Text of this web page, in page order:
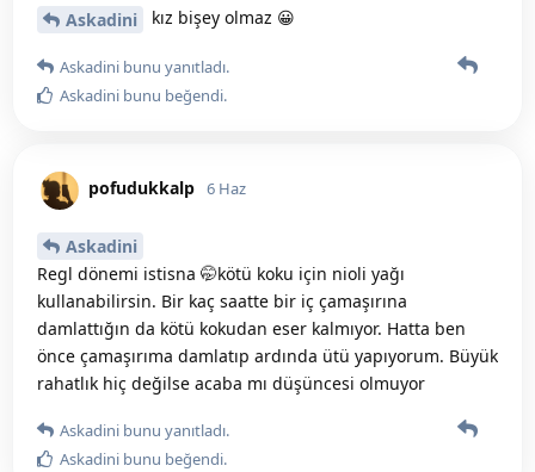
Askadini kız bişey olmaz 😀
Askadini bunu yanıtladı.
Askadini bunu beğendi.
pofudukkalp 6 Haz
Askadini
Regl dönemi istisna 🤭kötü koku için nioli yağı
kullanabilirsin. Bir kaç saatte bir iç çamaşırına
damlattığın da kötü kokudan eser kalmıyor. Hatta ben
önce çamaşırıma damlatıp ardında ütü yapıyorum. Büyük
rahatlık hiç değilse acaba mı düşüncesi olmuyor
Askadini bunu yanıtladı.
Askadini bunu beğendi.